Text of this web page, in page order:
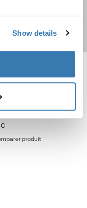
Show details
soute Deep khaki
rofond (selected)
Gris étang
Noir
2 sac fourre-tout 35
Subterra duffel 35L
Subterra duffel 35L
Subterra 2
tout 35 L
€
produit
foncée